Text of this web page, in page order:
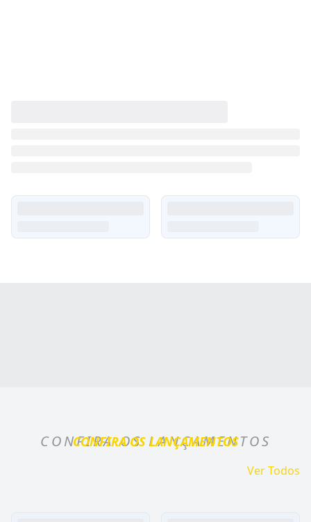
CONFIRA OS LANÇAMENTOS
CONFIRA OS LANÇAMENTOS
Ver Todos